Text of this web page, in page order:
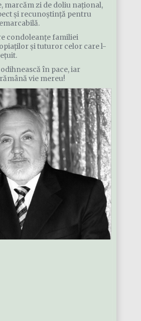
marcăm zi de doliu național,
și recunoștință pentru
condoleanțe familiei
și tuturor celor care l-
în pace, iar
vie mereu!